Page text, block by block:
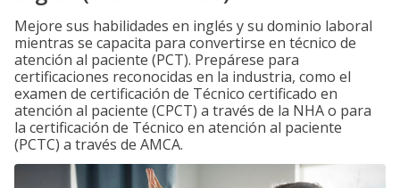
Mejore sus habilidades en inglés y su dominio laboral
mientras se capacita para convertirse en técnico de
atención al paciente (PCT). Prepárese para
certificaciones reconocidas en la industria, como el
examen de certificación de Técnico certificado en
atención al paciente (CPCT) a través de la NHA o para
la certificación de Técnico en atención al paciente
(PCTC) a través de AMCA.